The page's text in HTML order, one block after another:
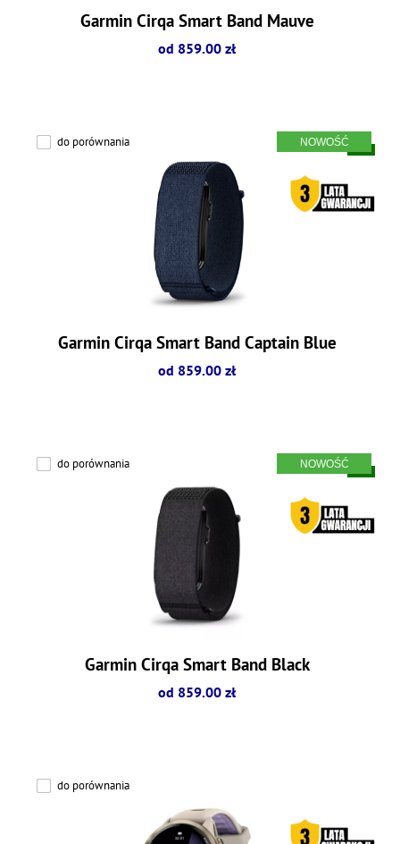
Garmin Cirqa Smart Band Mauve
od 859.00 zł
do porównania
Garmin Cirqa Smart Band Captain Blue
od 859.00 zł
do porównania
Garmin Cirqa Smart Band Black
od 859.00 zł
do porównania